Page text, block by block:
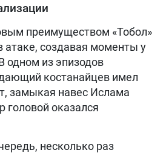
преимуществом «Тобол»
атаке, создавая моменты у
одном из эпизодов
костанайцев имел
замыкая навес Ислама
головой оказался
несколько раз